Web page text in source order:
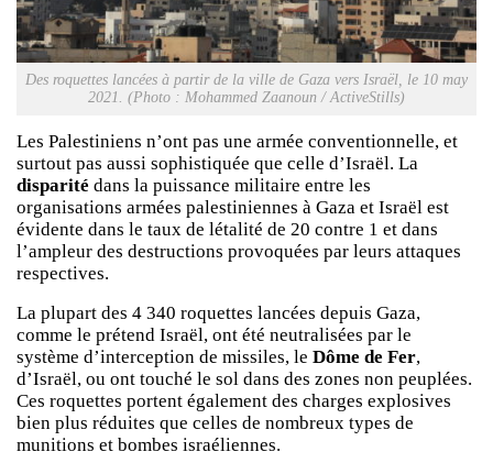
Des roquettes lancées à partir de la ville de Gaza vers Israël, le 10 may
2021. (Photo : Mohammed Zaanoun / ActiveStills)
Les Palestiniens n’ont pas une armée conventionnelle, et
surtout pas aussi sophistiquée que celle d’Israël. La
disparité dans la puissance militaire entre les
organisations armées palestiniennes à Gaza et Israël est
évidente dans le taux de létalité de 20 contre 1 et dans
l’ampleur des destructions provoquées par leurs attaques
respectives.
La plupart des 4 340 roquettes lancées depuis Gaza,
comme le prétend Israël, ont été neutralisées par le
système d’interception de missiles, le Dôme de Fer,
d’Israël, ou ont touché le sol dans des zones non peuplées.
Ces roquettes portent également des charges explosives
bien plus réduites que celles de nombreux types de
munitions et bombes israéliennes.